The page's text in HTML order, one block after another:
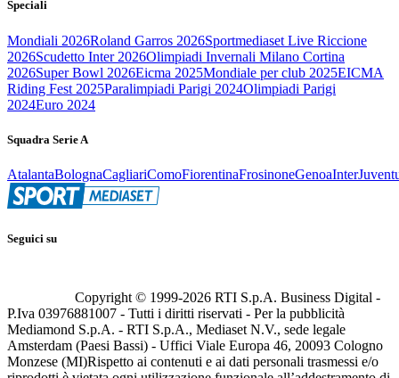
Speciali
Mondiali 2026Roland Garros 2026Sportmediaset Live Riccione
2026Scudetto Inter 2026Olimpiadi Invernali Milano Cortina
2026Super Bowl 2026Eicma 2025Mondiale per club 2025EICMA
Riding Fest 2025Paralimpiadi Parigi 2024Olimpiadi Parigi
2024Euro 2024
Squadra Serie A
AtalantaBolognaCagliariComoFiorentinaFrosinoneGenoaInter
Seguici su
Copyright © 1999-2026 RTI S.p.A. Business Digital -
P.Iva 03976881007 - Tutti i diritti riservati - Per la pubblicità
Mediamond S.p.A. - RTI S.p.A., Mediaset N.V., sede legale
Amsterdam (Paesi Bassi) - Uffici Viale Europa 46, 20093 Cologno
Monzese (MI)Rispetto ai contenuti e ai dati personali trasmessi e/o